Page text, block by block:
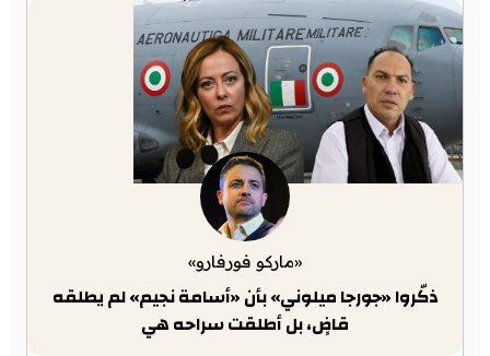
«ماركو فورفارو»
ذكّروا «جورجا ميلوني» بأن «أسامة نجيم» لم يطلقه
قاضٍ، بل أطلقت سراحه هي